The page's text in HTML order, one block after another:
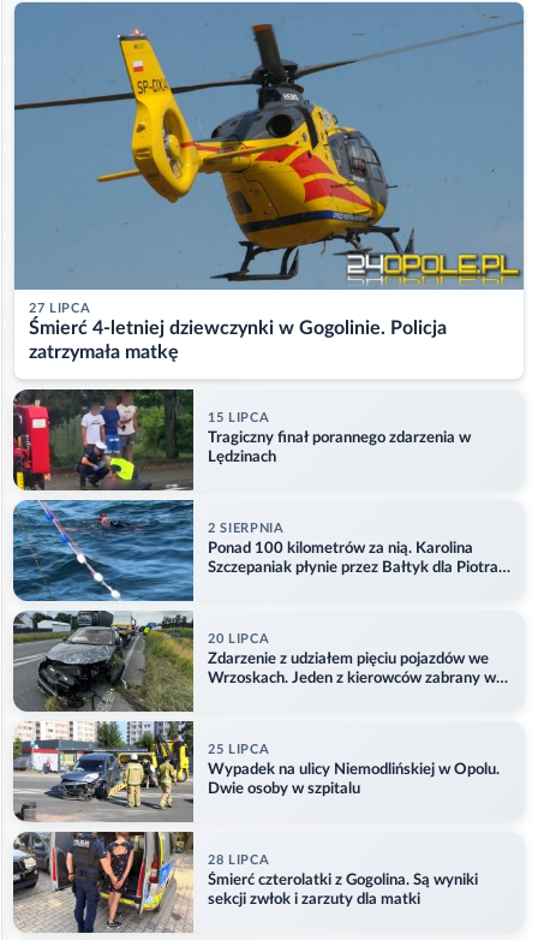
27 LIPCA
Śmierć 4-letniej dziewczynki w Gogolinie. Policja
zatrzymała matkę
15 LIPCA
Tragiczny finał porannego zdarzenia w
Lędzinach
2 SIERPNIA
Ponad 100 kilometrów za nią. Karolina
Szczepaniak płynie przez Bałtyk dla Piotra.
20 LIPCA
Zdarzenie z udziałem pięciu pojazdów we
Wrzoskach. Jeden z kierowców zabrany w
25 LIPCA
Wypadek na ulicy Niemodlińskiej w Opolu.
Dwie osoby w szpitalu
28 LIPCA
Śmierć czterolatki z Gogolina. Są wyniki
sekcji zwłok i zarzuty dla matki